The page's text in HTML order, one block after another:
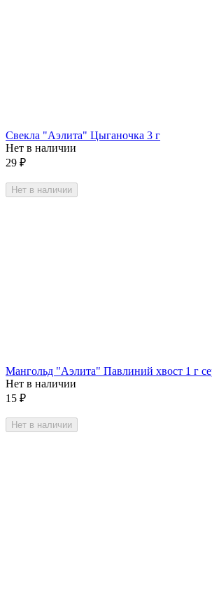
Свекла "Аэлита" Цыганочка 3 г
Нет в наличии
29 ₽
Нет в наличии
Мангольд "Аэлита" Павлиний хвост 1 г
Нет в наличии
15 ₽
Нет в наличии